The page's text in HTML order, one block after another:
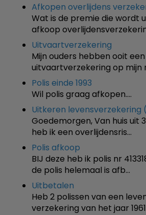
Afkopen overlijdens
Wat is de premie die wordt
afkoop
Uitvaartverzekering
Mijn ouders hebben ooit een
uitvaartverzekering op mijn
Polis einde 1993
Wil polis graag afkopen.…
Uitkeren levensverzekering
Goedemorgen, Van huis uit
heb ik een overlijdensris…
Polis afkoop
BIJ deze heb ik polis nr
de polis helemaal is afb…
Uitbetalen
Heb 2 polissen van een
verzekering van het jaar